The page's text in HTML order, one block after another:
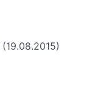
(19.08.2015)